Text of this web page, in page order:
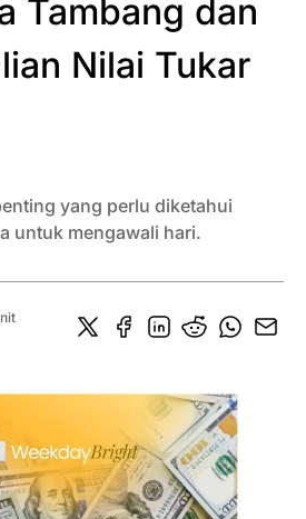
Tambang dan
Nilai Tukar
yang perlu diketahui
untuk mengawali hari.